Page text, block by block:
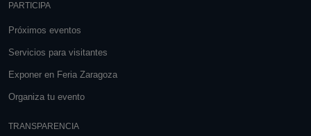
PARTICIPA
Próximos eventos
Servicios para visitantes
Exponer en Feria Zaragoza
Organiza tu evento
TRANSPARENCIA